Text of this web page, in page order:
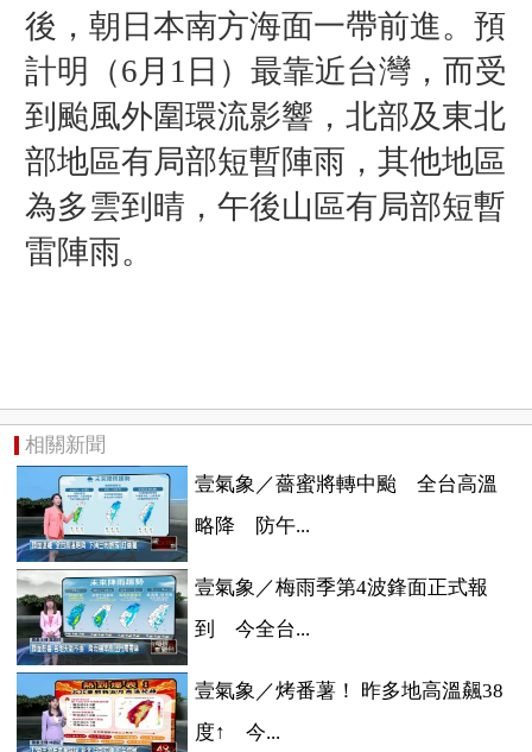
後，朝日本南方海面一帶前進。預
計明（6月1日）最靠近台灣，而受
到颱風外圍環流影響，北部及東北
部地區有局部短暫陣雨，其他地區
為多雲到晴，午後山區有局部短暫
雷陣雨。
相關新聞
壹氣象／薔蜜將轉中颱 全台高溫
略降 防午...
壹氣象／梅雨季第4波鋒面正式報
到 今全台...
壹氣象／烤番薯！ 昨多地高溫飆38
度↑ 今...